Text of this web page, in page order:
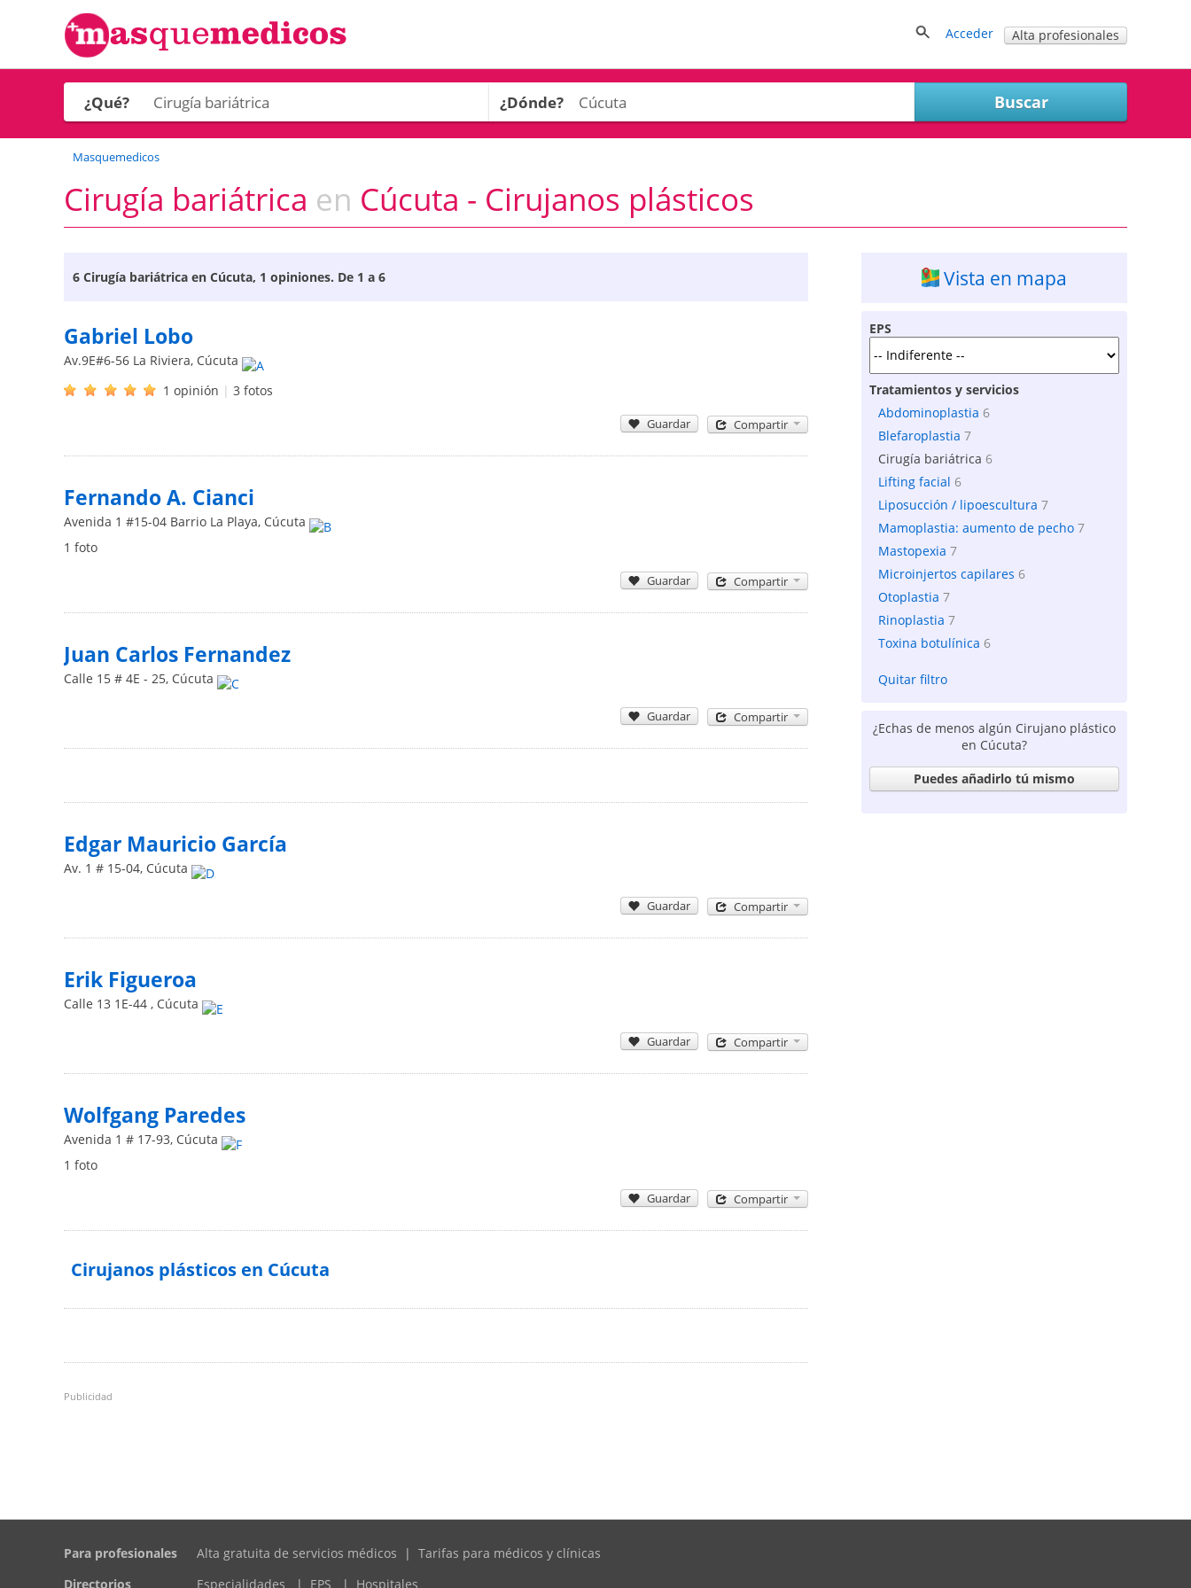
Acceder Alta profesionales
¿Qué? ¿Dónde?
Masquemedicos
Cirugía bariátrica en Cúcuta - Cirujanos plásticos
6 Cirugía bariátrica en Cúcuta, 1 opiniones. De 1 a 6
Gabriel Lobo
Av.9E#6-56 La Riviera, Cúcuta
1 opinión | 3 fotos
Guardar Compartir
Fernando A. Cianci
Avenida 1 #15-04 Barrio La Playa, Cúcuta
1 foto
Guardar Compartir
Juan Carlos Fernandez
Calle 15 # 4E - 25, Cúcuta
Guardar Compartir
Edgar Mauricio García
Av. 1 # 15-04, Cúcuta
Guardar Compartir
Erik Figueroa
Calle 13 1E-44 , Cúcuta
Guardar Compartir
Wolfgang Paredes
Avenida 1 # 17-93, Cúcuta
1 foto
Guardar Compartir
Cirujanos plásticos en Cúcuta
Vista en mapa
EPS
Tratamientos y servicios
Abdominoplastia 6
Blefaroplastia 7
Cirugía bariátrica 6
Lifting facial 6
Liposucción / lipoescultura 7
Mamoplastia: aumento de pecho 7
Mastopexia 7
Microinjertos capilares 6
Otoplastia 7
Rinoplastia 7
Toxina botulínica 6
Quitar filtro
¿Echas de menos algún Cirujano plástico
en Cúcuta?
Puedes añadirlo tú mismo
Publicidad
Para profesionales Alta gratuita de servicios médicos | Tarifas para médicos y clínicas
Directorios
Especialidades | EPS | Hospitales